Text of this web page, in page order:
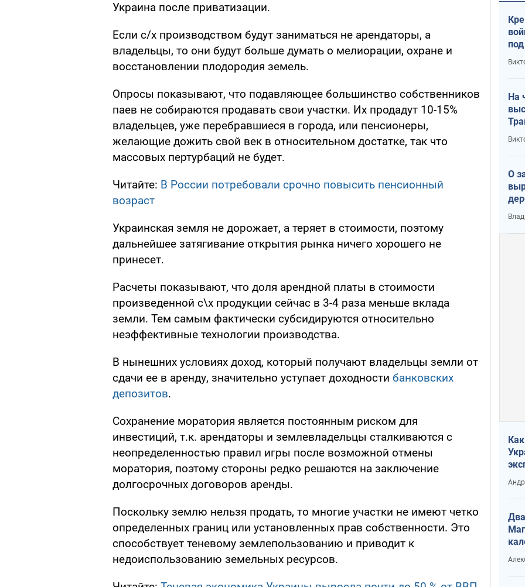
Украина после приватизации.
Если с/х производством будут заниматься не арендаторы, а
владельцы, то они будут больше думать о мелиорации, охране и
восстановлении плодородия земель.
Опросы показывают, что подавляющее большинство собственников
паев не собираются продавать свои участки. Их продадут 10-15%
владельцев, уже перебравшиеся в города, или пенсионеры,
желающие дожить свой век в относительном достатке, так что
массовых пертурбаций не будет.
Читайте: В России потребовали срочно повысить пенсионный
возраст
Украинская земля не дорожает, а теряет в стоимости, поэтому
дальнейшее затягивание открытия рынка ничего хорошего не
принесет.
Расчеты показывают, что доля арендной платы в стоимости
произведенной с\х продукции сейчас в 3-4 раза меньше вклада
земли. Тем самым фактически субсидируются относительно
неэффективные технологии производства.
В нынешних условиях доход, который получают владельцы земли от
сдачи ее в аренду, значительно уступает доходности банковских
депозитов.
Сохранение моратория является постоянным риском для
инвестиций, т.к. арендаторы и землевладельцы сталкиваются с
неопределенностью правил игры после возможной отмены
моратория, поэтому стороны редко решаются на заключение
долгосрочных договоров аренды.
Поскольку землю нельзя продать, то многие участки не имеют четко
определенных границ или установленных прав собственности. Это
способствует теневому землепользованию и приводит к
недоиспользованию земельных ресурсов.
На
О
что